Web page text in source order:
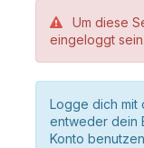
Um diese
eingeloggt sein.
Logge dich mit
entweder dein
Konto